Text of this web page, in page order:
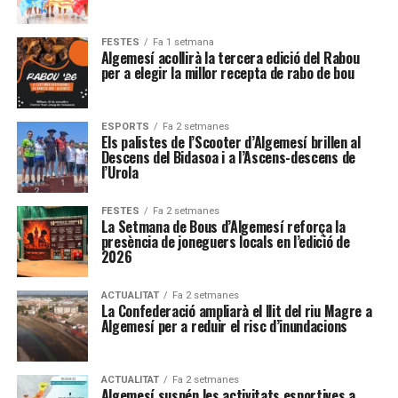
FESTES Fa 1 setmana
Algemesí acollirà la tercera edició del Rabou
per a elegir la millor recepta de rabo de bou
ESPORTS Fa 2 setmanes
Els palistes de l’Scooter d’Algemesí brillen al
Descens del Bidasoa i a l’Ascens-descens de
l’Urola
FESTES Fa 2 setmanes
La Setmana de Bous d’Algemesí reforça la
presència de joneguers locals en l’edició de
2026
ACTUALITAT Fa 2 setmanes
La Confederació ampliarà el llit del riu Magre a
Algemesí per a reduir el risc d’inundacions
ACTUALITAT Fa 2 setmanes